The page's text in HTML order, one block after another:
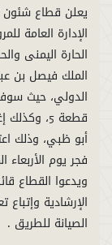
يعلن قطاع شئون
الإدارة العامة
الحارة اليمنى
الملك فيصل بن
الدولي، حيث
قطعة 5،
ويدعوا القطاع
الإرشادية
الصيانة للطريق .